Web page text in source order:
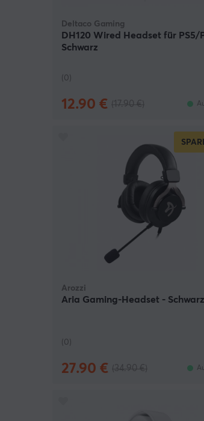
Deltaco Gaming
DH120 Wired Headset für PS5/
Schwarz
(0)
12.90 €
Arozzi
Aria Gaming-Headset - Schwarz
(0)
27.90 €